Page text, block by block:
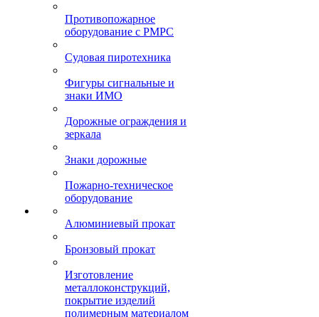
Противопожарное
оборудование с РМРС
Судовая пиротехника
Фигуры сигнальные и
знаки ИМО
Дорожные ограждения и
зеркала
Знаки дорожные
Пожарно-техническое
оборудование
Алюминиевый прокат
Бронзовый прокат
Изготовление
металлоконструкций,
покрытие изделий
полимерным материалом